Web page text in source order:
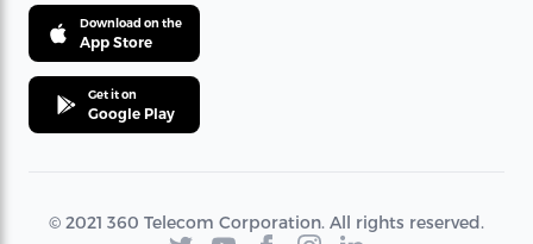
Download on the
App Store
Get it on
Google Play
© 2021 360 Telecom Corporation. All rights reserved.